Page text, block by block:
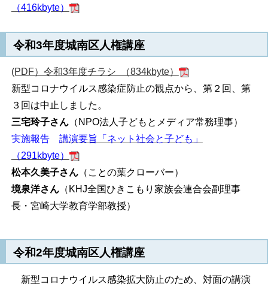
（416kbyte）
令和3年度城南区人権講座
(PDF）令和3年度チラシ （834kbyte）
新型コロナウイルス感染症防止の観点から、第２回、第
３回は中止しました。
三宅玲子さん（NPO法人子どもとメディア常務理事）
実施報告 講演要旨「ネット社会と子ども」
（291kbyte）
松本久美子さん（ことの葉クローバー）
境泉洋さん（KHJ全国ひきこもり家族会連合会副理事
長・宮崎大学教育学部教授）
令和2年度城南区人権講座
新型コロナウイルス感染拡大防止のため、対面の講演